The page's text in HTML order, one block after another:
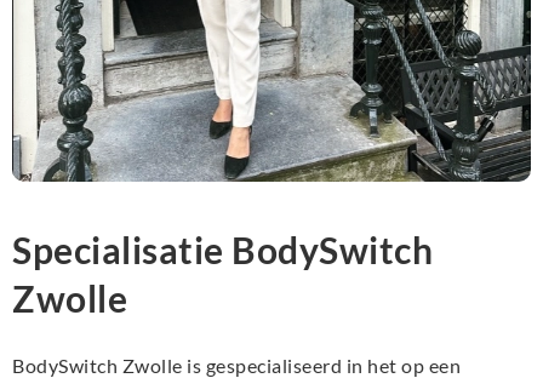
Specialisatie BodySwitch
Zwolle
BodySwitch Zwolle is gespecialiseerd in het op een